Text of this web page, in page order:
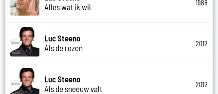
Alles wat ik wil
1988
Luc Steeno
Als de rozen
2012
Luc Steeno
Als de sneeuw valt
2012